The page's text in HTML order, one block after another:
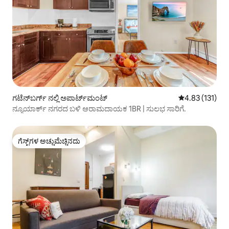
ಗಟೆನ್‌ಬರ್ಗ್ ನಲ್ಲಿ ಅಪಾರ್ಟ್‌ಮಂಟ್ 5 ರಲ್ಲಿ 4.83
4.83 (131)
ನ್ಯೂಯಾರ್ಕ್ ನಗರದ ಬಳಿ ಆರಾಮದಾಯಕ 1BR | ಸುಲಭ ಸಾರಿಗೆ.
ಗೆಸ್ಟ್‌ಗಳ ಅಚ್ಚುಮೆಚ್ಚಿನದು
ಗೆಸ್ಟ್‌ಗಳ ಅಚ್ಚುಮೆಚ್ಚಿನದು